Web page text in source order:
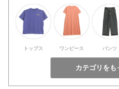
トップス ワンピース パンツ